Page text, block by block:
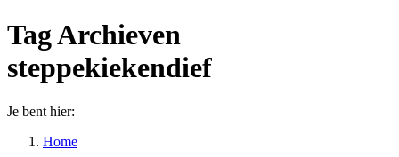
Tag Archieven
steppekiekendief
Je bent hier:
Home